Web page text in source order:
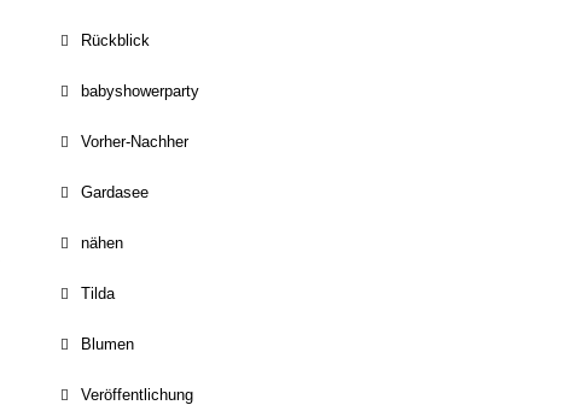
Rückblick
babyshowerparty
Vorher-Nachher
Gardasee
nähen
Tilda
Blumen
Veröffentlichung